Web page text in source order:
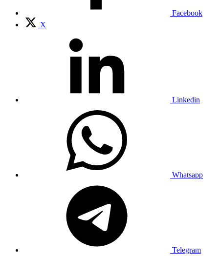
Facebook
X
Linkedin
Whatsapp
Telegram